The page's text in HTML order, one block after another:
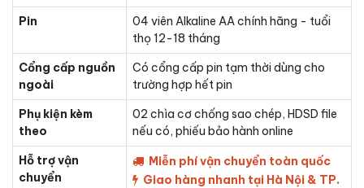
Pin
04 viên Alkaline AA chính hãng - tuổi
thọ 12-18 tháng
Cổng cấp nguồn
ngoài
Có cổng cấp pin tạm thời dùng cho
trường hợp hết pin
Phụ kiện kèm
theo
02 chìa cơ chống sao chép, HDSD file
nếu có, phiếu bảo hành online
Hỗ trợ vận
chuyển
Miễn phí vận chuyển toàn quốc
Giao hàng nhanh tại Hà Nội & TP.